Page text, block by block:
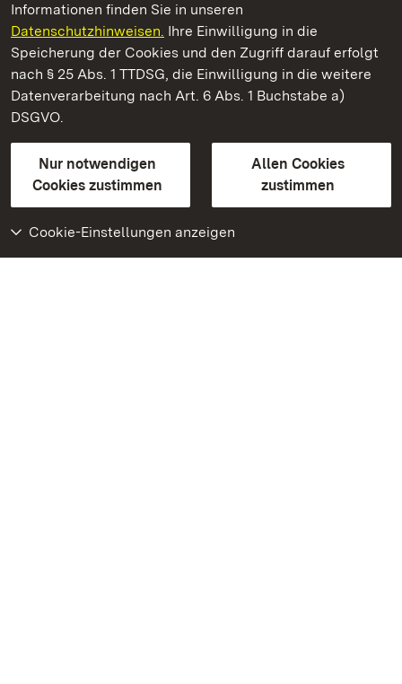
Informationen finden Sie in unseren
Datenschutzhinweisen. Ihre Einwilligung in die
Speicherung der Cookies und den Zugriff darauf erfolgt
nach § 25 Abs. 1 TTDSG, die Einwilligung in die weitere
Datenverarbeitung nach Art. 6 Abs. 1 Buchstabe a)
DSGVO.
Nur notwendigen
Cookies zustimmen
Allen Cookies
zustimmen
Cookie-Einstellungen anzeigen
Staatliche Schlösser und Gärten Baden‑Württemberg
Staatliche Schlösser und Gärten Baden-Württemberg
Kontakt
GebärdenspracheLeichte Sprache
Erklärung zur Barrierefreiheit
BITV-konform (geprüfte Seiten)
Weiteres